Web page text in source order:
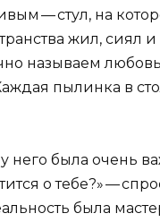
— стул, на
жил, сиял
называем
пылинка в
была очень
о тебе?» —
была